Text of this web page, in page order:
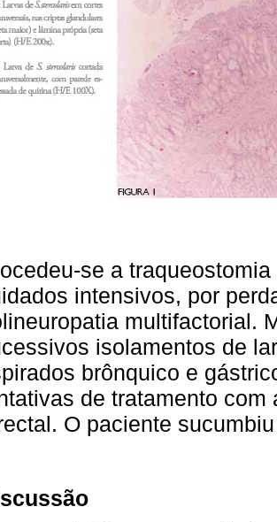
se a
intensivos, por
multifactorial.
isolamentos de
brônquico e
de tratamento
O paciente